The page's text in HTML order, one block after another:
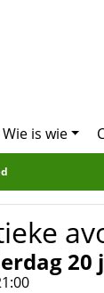
Wie is wie
20